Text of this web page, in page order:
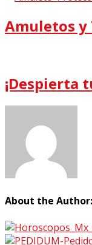
Amuletos y
¡Despierta
About the Author: